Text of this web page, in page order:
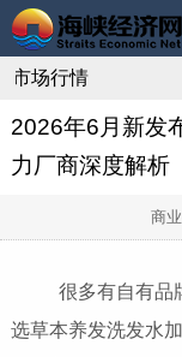
市场行情
2026年6月新发
力厂商深度解析
商
很多有自有品牌
选草本养发洗发水